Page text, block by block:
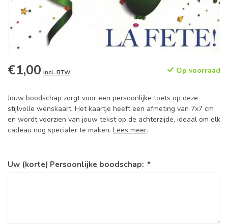
€1,00 incl. BTW Op voorraad
Jouw boodschap zorgt voor een persoonlijke toets op deze
stijlvolle wenskaart. Het kaartje heeft een afmeting van 7x7 cm
en wordt voorzien van jouw tekst op de achterzijde, ideaal om elk
cadeau nog specialer te maken. Lees meer.
Uw (korte) Persoonlijke boodschap: *